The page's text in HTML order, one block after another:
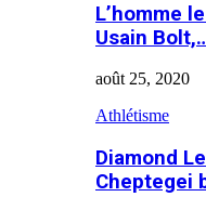
L’homme
Usain
août 25, 2020
Athlétisme
Diamond
Cheptegei